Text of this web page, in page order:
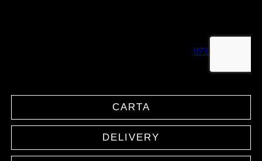
CARTA
DELIVERY